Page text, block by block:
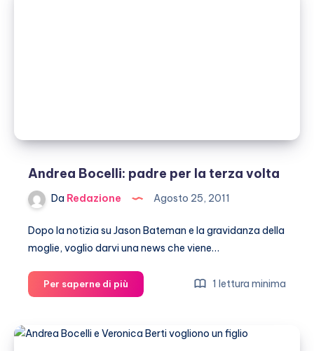
Andrea Bocelli: padre per la terza volta
Da Redazione Agosto 25, 2011
Dopo la notizia su Jason Bateman e la gravidanza della
moglie, voglio darvi una news che viene…
Per saperne di più
Bocelli:
per
1 lettura minima